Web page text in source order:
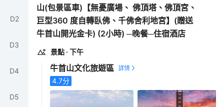
D2
D3
D4
D5
山(包景區車)【無憂廣場、 佛頂塔、佛頂宮、
巨型360 度自轉臥佛、千佛舍利地宮】(贈送
牛首山開光金卡) (2小時) ─晚餐─住宿酒店
景點 · 下午
牛首山文化旅遊區
4.7分